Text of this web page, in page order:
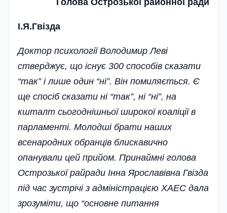
Голова Острозької районної ради
І.Я.Гвізда
Доктор психології Володимир Леві
стверджує, що існує 300 способів сказати
“так” і лише один “ні”. Він помиляється. Є
ще спосіб сказати ні “так”, ні “ні”, на
кшталт сьогоднішньої широкої коаліції в
парламенті. Молодші брати наших
всенародних обранців блискавично
опанували цей прийом. Принаймні голова
Острозької райради Інна Ярославівна Гвізда
під час зустрічі з адміністрацією ХАЕС дала
зрозуміти, що “основне питання